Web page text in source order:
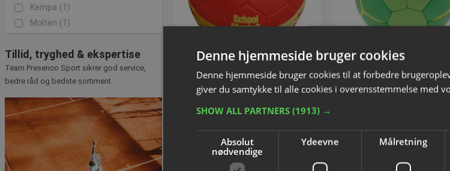
Kempa (1)
Molten (1)
Tillid, tryghed & ekspertise
Team Presenco Sport sikrer god service,
bedre råd og bedste sortiment.
Kampbold-Håndbold
Molten® School Master
Fra DKK 275,00
inkl. moms
Håndbold Kempa
Competition Profile
Fra DKK 738,75
Denne hjemmeside bruger cookies
Denne hjemmeside bruger cookies til at forbedre
giver du samtykke til alle cookies i overensstemmelse med
SHOW ALL PARTNERS (1913) →
Absolut
nødvendige
Ydeevne Målretning